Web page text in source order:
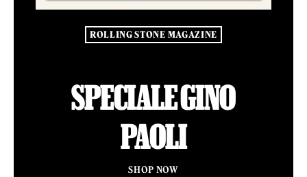
ROLLING STONE MAGAZINE
SPECIALE GINO
PAOLI
SHOP NOW